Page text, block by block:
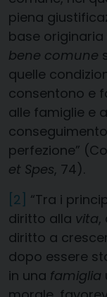
piena
base originaria
bene comune
quelle
consentono e
alle famiglie e
perfezione”
et Spes, 74).
[2] “Tra i
diritto alla vita,
diritto a
dopo essere
in una famiglia